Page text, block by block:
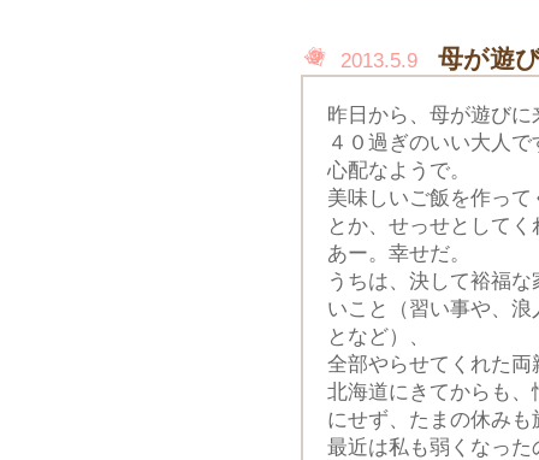
2013.5.9 母が遊
昨日から、母が遊びに
４０過ぎのいい大人
心配なようで。
美味しいご飯を作っ
とか、せっせとして
あー。幸せだ。
うちは、決して裕福
いこと（習い事や、
となど）、
全部やらせてくれた
北海道にきてからも
にせず、たまの休み
最近は私も弱くなっ